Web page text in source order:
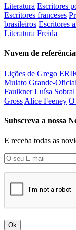
Literatura Escritores
Escritores franceses
brasileiros Escritores
Literatura Freida
Nuvem de
Lições de Grego
Mulato Grande-
Faulkner Luísa Sobral
Gross Alice Feeney O
Subscreva a nossa
E receba todas as
Ok